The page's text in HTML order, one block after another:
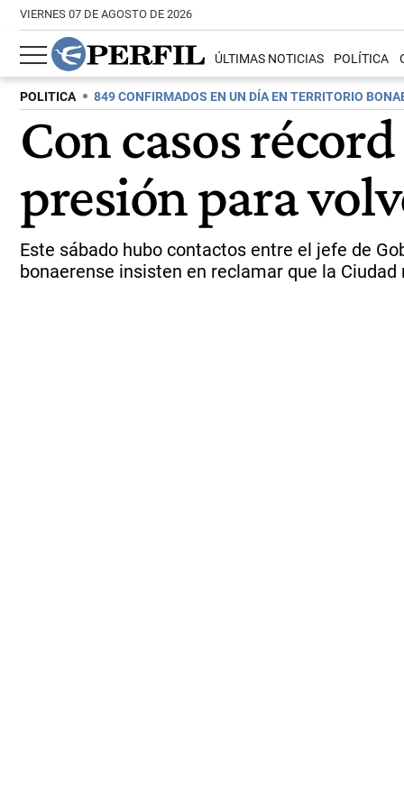
VIERNES 07 DE AGOSTO DE 2026
ÚLTIMAS NOTICIAS POLÍTICA
POLITICA 849 CONFIRMADOS EN UN DÍA EN TERRITORIO
Con casos
presión para
Este sábado hubo contactos entre el jefe de
bonaerense insisten en reclamar que la